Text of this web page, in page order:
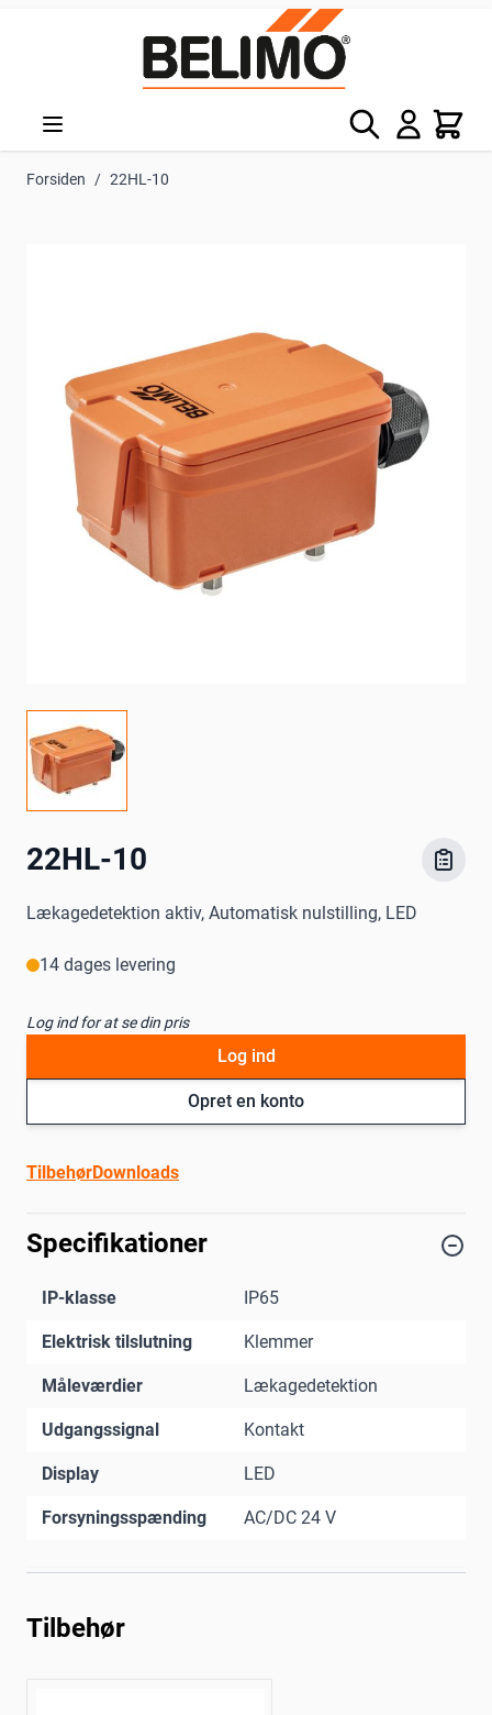
Søg Kurv
Forsiden / 22HL-10
22HL-10
Lækagedetektion aktiv, Automatisk nulstilling, LED
14 dages levering
Log ind for at se din pris
Opret en konto
Log ind
TilbehørDownloads
Specifikationer
IP-klasse IP65
Elektrisk tilslutning Klemmer
Måleværdier Lækagedetektion
Udgangssignal Kontakt
Display LED
Forsyningsspænding AC/DC 24 V
Tilbehør